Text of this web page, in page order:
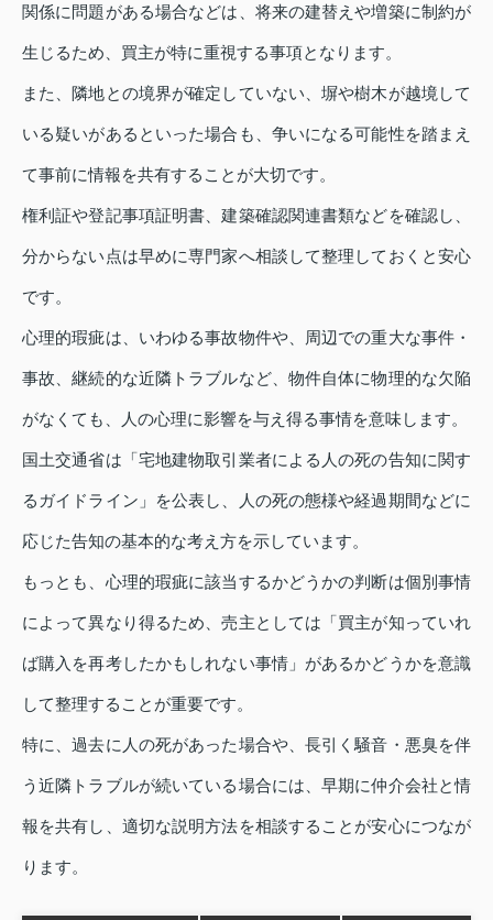
関係に問題がある場合などは、将来の建替えや増築に制約が
生じるため、買主が特に重視する事項となります。
また、隣地との境界が確定していない、塀や樹木が越境して
いる疑いがあるといった場合も、争いになる可能性を踏まえ
て事前に情報を共有することが大切です。
権利証や登記事項証明書、建築確認関連書類などを確認し、
分からない点は早めに専門家へ相談して整理しておくと安心
です。
心理的瑕疵は、いわゆる事故物件や、周辺での重大な事件・
事故、継続的な近隣トラブルなど、物件自体に物理的な欠陥
がなくても、人の心理に影響を与え得る事情を意味します。
国土交通省は「宅地建物取引業者による人の死の告知に関す
るガイドライン」を公表し、人の死の態様や経過期間などに
応じた告知の基本的な考え方を示しています。
もっとも、心理的瑕疵に該当するかどうかの判断は個別事情
によって異なり得るため、売主としては「買主が知っていれ
ば購入を再考したかもしれない事情」があるかどうかを意識
して整理することが重要です。
特に、過去に人の死があった場合や、長引く騒音・悪臭を伴
う近隣トラブルが続いている場合には、早期に仲介会社と情
報を共有し、適切な説明方法を相談することが安心につなが
ります。